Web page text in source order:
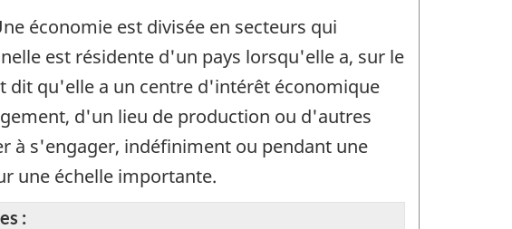
économie est divisée en secteurs qui
est résidente d'un pays lorsqu'elle a, sur le
dit qu'elle a un centre d'intérêt économique
d'un lieu de production ou d'autres
à s'engager, indéfiniment ou pendant une
une échelle importante.
: